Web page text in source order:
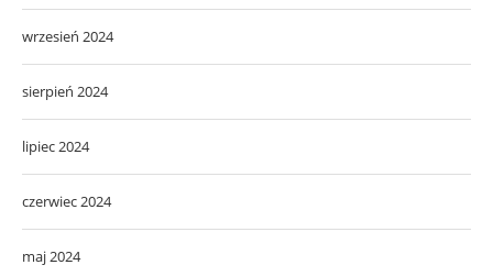
wrzesień 2024
sierpień 2024
lipiec 2024
czerwiec 2024
maj 2024